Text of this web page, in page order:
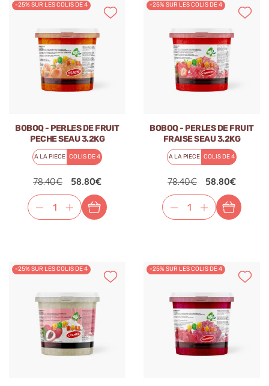
-25% SUR LES COLIS DE 4
BOBOQ - PERLES DE FRUIT
PECHE SEAU 3.2KG
A LA PIECE COLIS DE 4
78.40€ 58.80€
-25% SUR LES COLIS DE 4
BOBOQ - PERLES DE FRUIT
FRAISE SEAU 3.2KG
A LA PIECE COLIS DE 4
78.40€ 58.80€
-25% SUR LES COLIS DE 4 -25% SUR LES COLIS DE 4